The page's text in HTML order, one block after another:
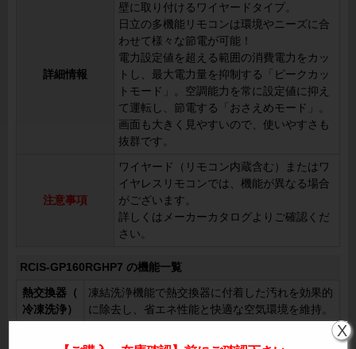
詳細情報
壁に取り付けるワイヤードタイプ。
日立の多機能リモコンは環境やニーズに合
わせて様々な節電が可能！
電力設定値を超える範囲の消費電力をカッ
トし、最大電力量を抑制する「ピークカッ
トモード」。空調能力を常に設定値に抑え
て運転し、節電する「おさえめモード」。
画面も大きく見やすいので、使いやすさも
抜群です。
注意事項
ワイヤード（リモコン内蔵含む）またはワ
イヤレスリモコンでは、機能が異なる場合
がございます。
詳しくはメーカーカタログよりご確認くだ
さい。
RCIS-GP160RGHP7 の機能一覧
熱交換器（
冷凍洗浄）
凍結洗浄機能で熱交換器に付着した汚れを効果的
に除去し、省エネ性能と快適な空気環境を維持。
X